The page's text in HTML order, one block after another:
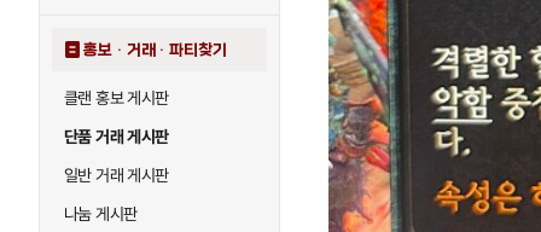
홍보 · 거래 · 파티찾기
클랜 홍보 게시판
단품 거래 게시판
일반 거래 게시판
나눔 게시판